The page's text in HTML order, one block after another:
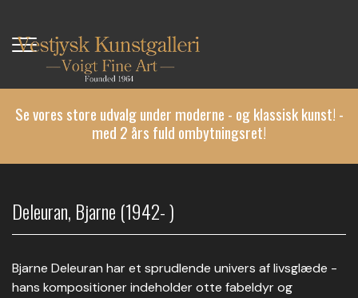
hovedindhold
Se vores store udvalg under moderne - og klassisk kunst! -
med 2 års fuld ombytningsret!
Deleuran, Bjarne (1942- )
Bjarne Deleuran har et sprudlende univers af livsglæde -
hans kompositioner indeholder otte fabeldyr og